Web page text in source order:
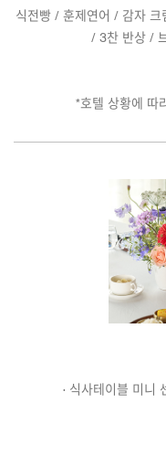
식전빵 / 훈제연어 / 감자
/ 3찬 반상 /
*호텔 상황에 따
· 식사테이블 미니